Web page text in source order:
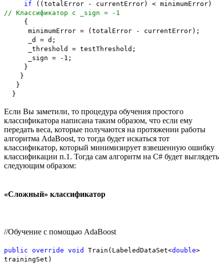
if ((totalError - currentError) < minimumError)
// Классификатор с _sign = -1
{
minimumError = (totalError - currentError);
_d = d;
_threshold = testThreshold;
_sign = -1;
}
}
}
}
Если Вы заметили, то процедура обучения простого
классификатора написана таким образом, что если ему
передать веса, которые получаются на протяжении работы
алгоритма AdaBoost, то тогда будет искаться тот
классификатор, который минимизирует взвешенную ошибку
классификации п.1. Тогда сам алгоритм на С# будет выглядеть
следующим образом:
«Сложный» классификатор
//Обучение с помощью AdaBoost
public override void Train(LabeledDataSet<double>
trainingSet)